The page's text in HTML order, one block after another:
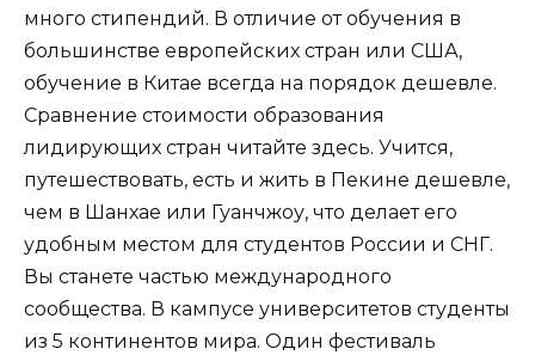
много стипендий. В отличие от обучения в
большинстве европейских стран или США,
обучение в Китае всегда на порядок дешевле.
Сравнение стоимости образования
лидирующих стран читайте здесь. Учится,
путешествовать, есть и жить в Пекине дешевле,
чем в Шанхае или Гуанчжоу, что делает его
удобным местом для студентов России и СНГ.
Вы станете частью международного
сообщества. В кампусе университетов студенты
из 5 континентов мира. Один фестиваль